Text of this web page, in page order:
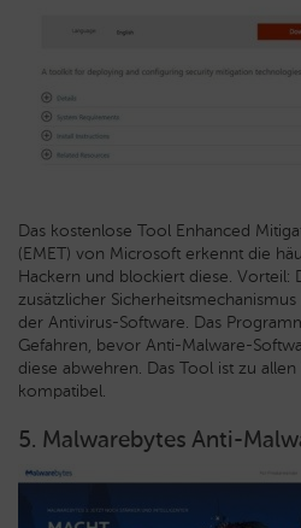
Das kostenlose Tool Enhanced
(EMET) von Microsoft erkennt die
Hackern und blockiert diese. Vorteil:
zusätzlicher
der Antivirus-Software. Das
Gefahren, bevor Anti-Malware-
diese abwehren. Das Tool ist zu
kompatibel.
5. Malwarebytes Anti-